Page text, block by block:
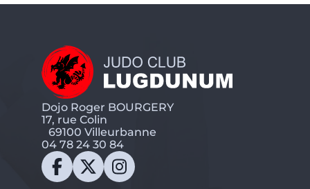
Dojo Roger BOURGERY
17, rue Colin
69100 Villeurbanne
04 78 24 30 84